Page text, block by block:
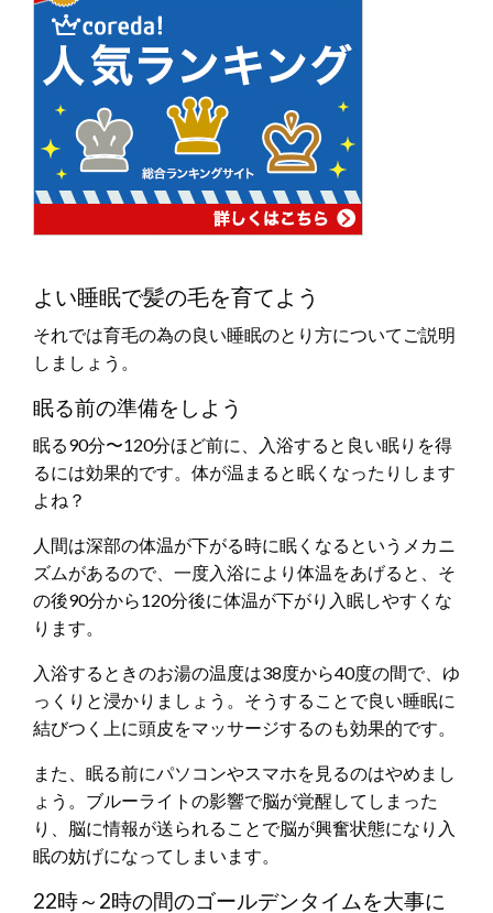
よい睡眠で髪の毛を育てよう
それでは育毛の為の良い睡眠のとり方についてご説明
しましょう。
眠る前の準備をしよう
眠る90分〜120分ほど前に、入浴すると良い眠りを得
るには効果的です。体が温まると眠くなったりします
よね？
人間は深部の体温が下がる時に眠くなるというメカニ
ズムがあるので、一度入浴により体温をあげると、そ
の後90分から120分後に体温が下がり入眠しやすくな
ります。
入浴するときのお湯の温度は38度から40度の間で、ゆ
っくりと浸かりましょう。そうすることで良い睡眠に
結びつく上に頭皮をマッサージするのも効果的です。
また、眠る前にパソコンやスマホを見るのはやめまし
ょう。ブルーライトの影響で脳が覚醒してしまった
り、脳に情報が送られることで脳が興奮状態になり入
眠の妨げになってしまいます。
22時～2時の間のゴールデンタイムを大事に